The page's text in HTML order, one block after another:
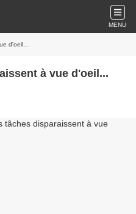
MENU
d'oeil...
à vue d'oeil...